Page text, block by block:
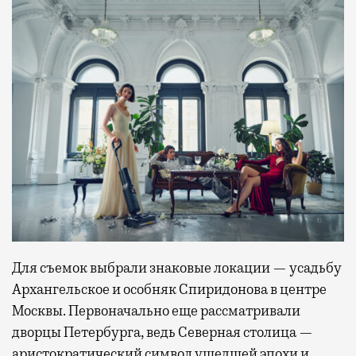
Для съемок выбрали знаковые локации — усадьбу
Архангельское и особняк Спиридонова в центре
Москвы. Первоначально еще рассматривали
дворцы Петербурга, ведь Северная столица —